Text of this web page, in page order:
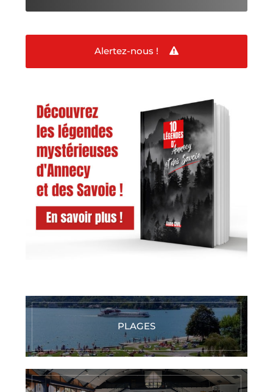
Alertez-nous !
PLAGES